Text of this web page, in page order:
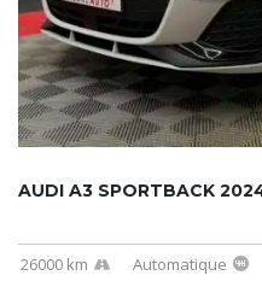
AUDI A3 SPORTBACK
26000 km Automatique